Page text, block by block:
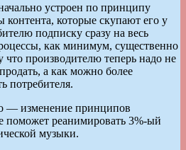
устроен по принципу
контента, которые скупают его у
подписку сразу на весь
как минимум, существенно
производителю теперь надо не
а как можно более
потребителя.
— изменение принципов
поможет реанимировать 3%-ый
музыки.